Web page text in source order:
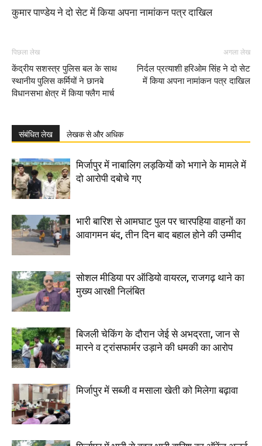
कुमार पाण्डेय ने दो सेट में किया अपना नामांकन पत्र दाखिल
पिछला लेख
केंद्रीय सशस्त्र पुलिस बल के साथ
स्थानीय पुलिस कर्मियों ने छानबे
विधानसभा क्षेत्र में किया फ्लैग मार्च
अगला लेख
निर्दल प्रत्याशी हरिओम सिंह ने दो सेट
में किया अपना नामांकन पत्र दाखिल
संबंधित लेख लेखक से और अधिक
मिर्जापुर में नाबालिग लड़कियों को भगाने के मामले में
दो आरोपी दबोचे गए
भारी बारिश से आमघाट पुल पर चारपहिया वाहनों का
आवागमन बंद, तीन दिन बाद बहाल होने की उम्मीद
सोशल मीडिया पर ऑडियो वायरल, राजगढ़ थाने का
मुख्य आरक्षी निलंबित
बिजली चेकिंग के दौरान जेई से अभद्रता, जान से
मारने व ट्रांसफार्मर उड़ाने की धमकी का आरोप
मिर्जापुर में सब्जी व मसाला खेती को मिलेगा बढ़ावा